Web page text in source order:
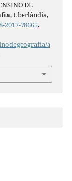
DE
, Uberlândia,
2017-78665.
a